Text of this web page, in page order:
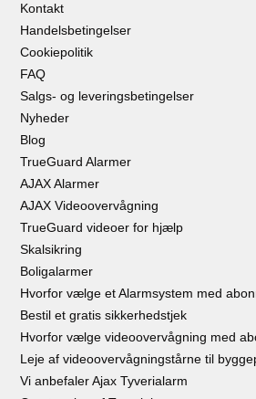
Kontakt
Handelsbetingelser
Cookiepolitik
FAQ
Salgs- og leveringsbetingelser
Nyheder
Blog
TrueGuard Alarmer
AJAX Alarmer
AJAX Videoovervågning
TrueGuard videoer for hjælp
Skalsikring
Boligalarmer
Hvorfor vælge et Alarmsystem med
Bestil et gratis sikkerhedstjek
Hvorfor vælge videoovervågning med
Leje af videoovervågningstårne til
Vi anbefaler Ajax Tyverialarm